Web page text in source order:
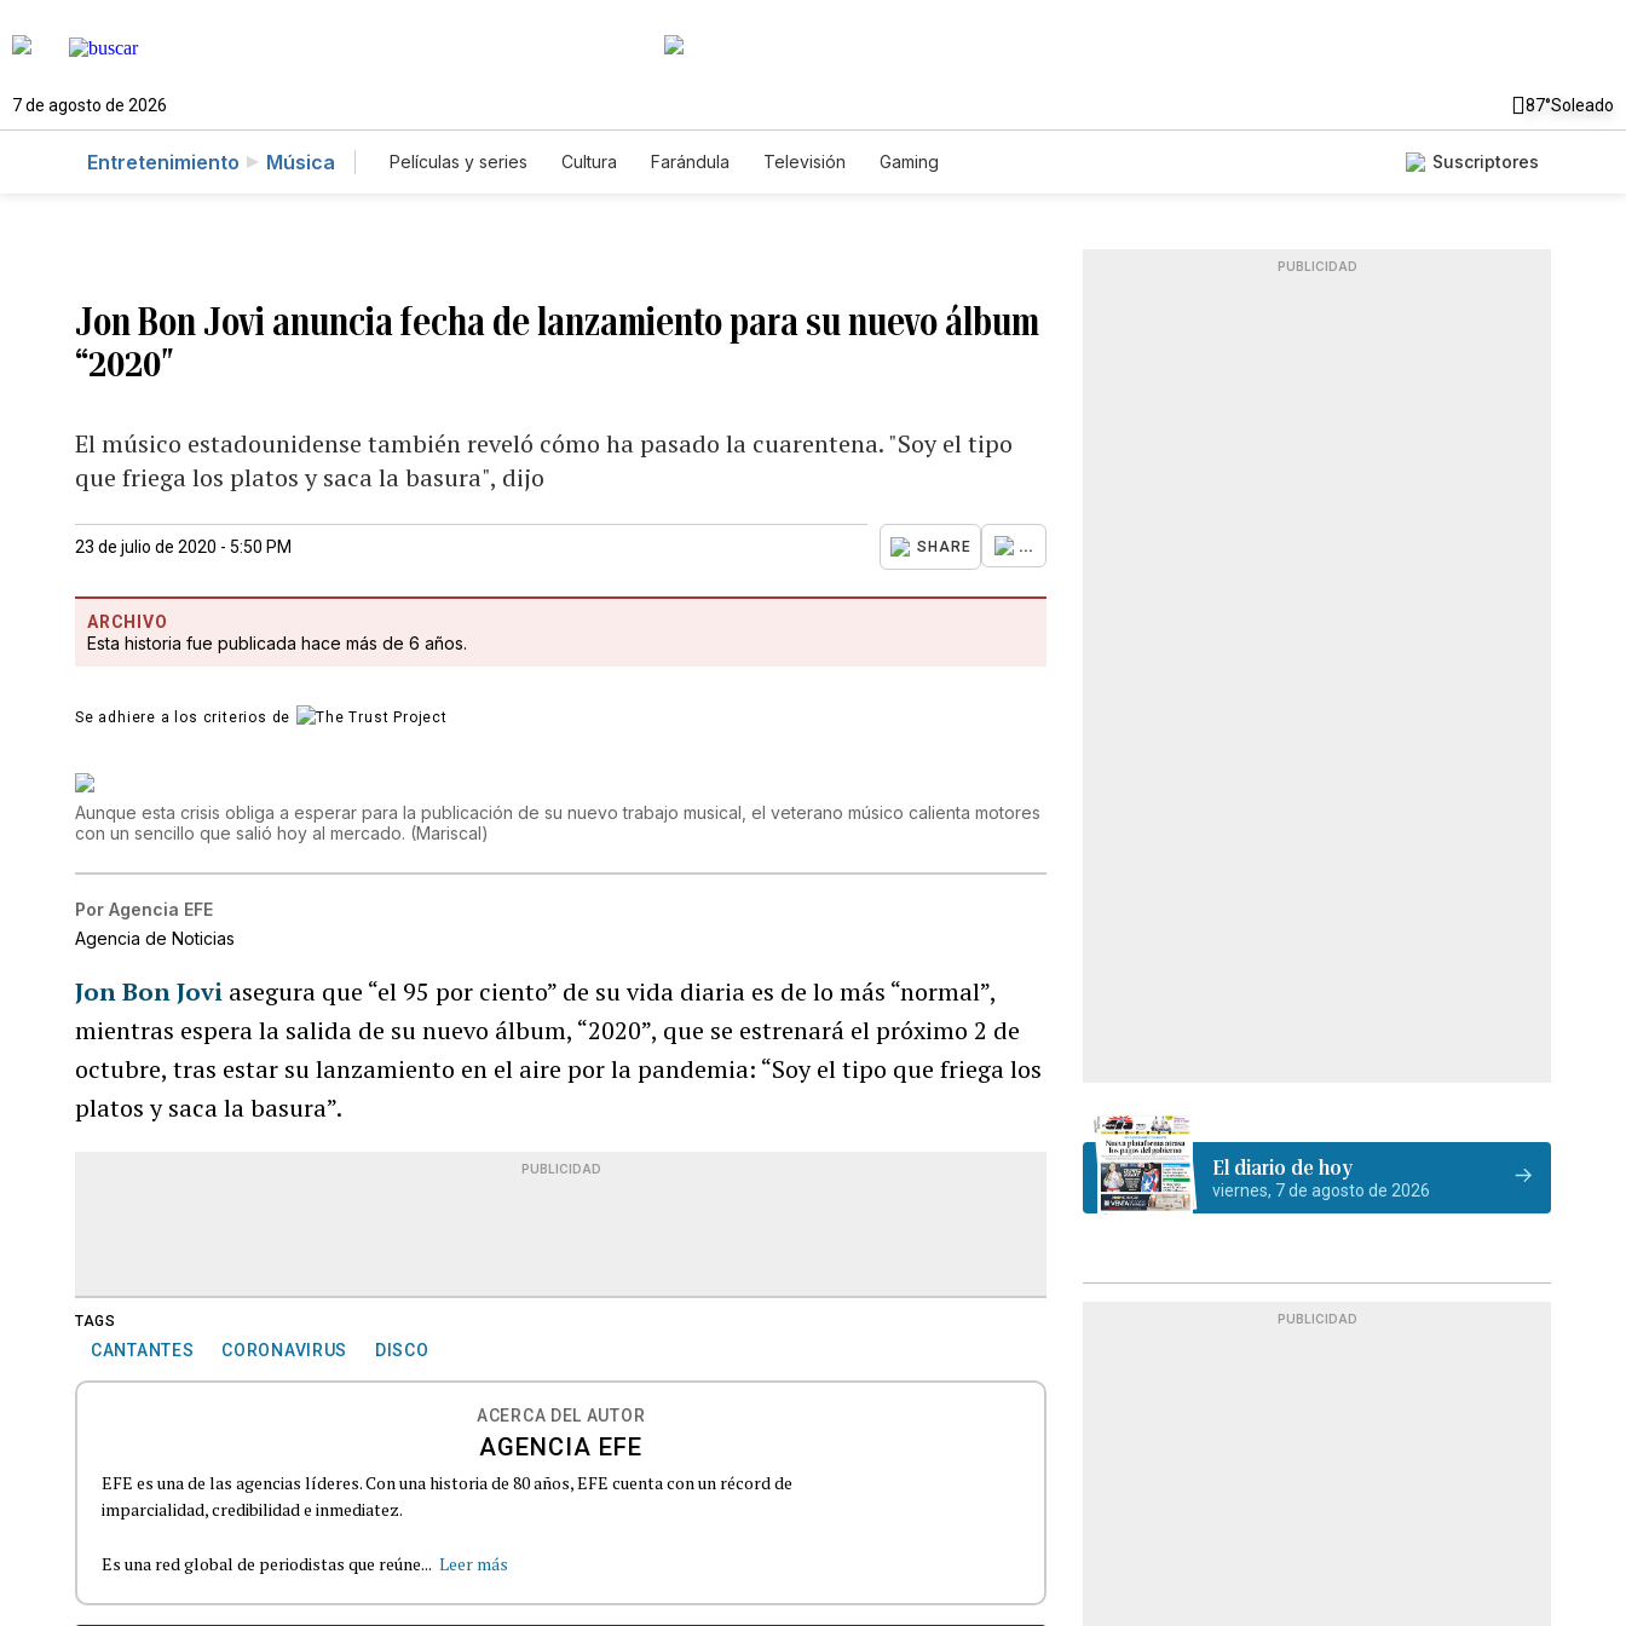
7 de agosto de 2026 87°Soleado
Entretenimiento Música Películas y series Cultura Farándula Televisión Gaming Suscriptores
Jon Bon Jovi anuncia fecha de lanzamiento para su nuevo álbum
“2020″
El músico estadounidense también reveló cómo ha pasado la cuarentena. "Soy el tipo
que friega los platos y saca la basura", dijo
23 de julio de 2020 - 5:50 PM SHARE ...
ARCHIVO
Esta historia fue publicada hace más de 6 años.
Se adhiere a los criterios de
Aunque esta crisis obliga a esperar para la publicación de su nuevo trabajo musical, el veterano músico calienta motores
con un sencillo que salió hoy al mercado. (Mariscal)
Por Agencia EFE
Agencia de Noticias
Jon Bon Jovi asegura que “el 95 por ciento” de su vida diaria es de lo más “normal”,
mientras espera la salida de su nuevo álbum, “2020”, que se estrenará el próximo 2 de
octubre, tras estar su lanzamiento en el aire por la pandemia: “Soy el tipo que friega los
platos y saca la basura”.
PUBLICIDAD
TAGS
CANTANTES CORONAVIRUS DISCO
ACERCA DEL AUTOR
AGENCIA EFE
EFE es una de las agencias líderes. Con una historia de 80 años, EFE cuenta con un récord de
imparcialidad, credibilidad e inmediatez.
Es una red global de periodistas que reúne... Leer más
PUBLICIDAD
El diario de hoy
viernes, 7 de agosto de 2026
PUBLICIDAD